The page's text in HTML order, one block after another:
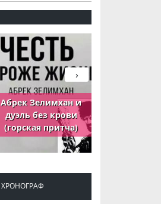
Абрек Зелимхан и
дуэль без крови
(горская притча)
›
ХРОНОГРАФ